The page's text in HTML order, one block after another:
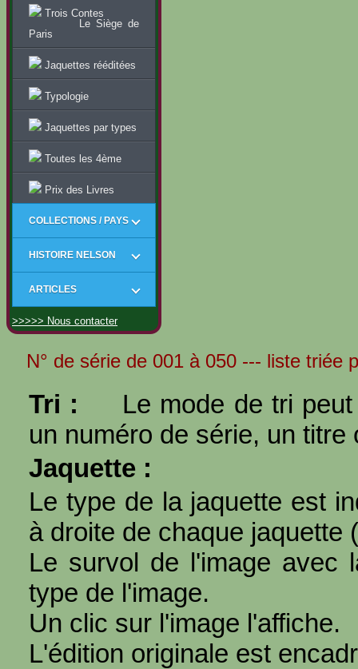
Trois Contes
Le Siège de
Paris
Jaquettes rééditées
Typologie
Jaquettes par types
Toutes les 4ème
Prix des Livres
COLLECTIONS / PAYS
HISTOIRE NELSON
ARTICLES
>>>>> Nous contacter
N° de série de 001 à 050 --- liste triée
Tri :
Le mode de tri
un numéro de série, un titre
Jaquette :
Le type de la jaquette est
à droite de chaque jaquette (
Le survol de l'image avec
type de l'image.
Un clic sur l'image l'affiche.
L'édition originale est